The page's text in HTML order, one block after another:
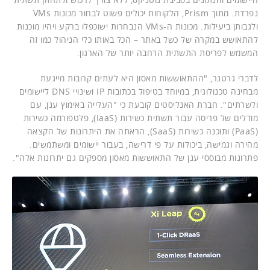
נפרדת. מתוך Prism, הלקוחות יכולים פשוט לבחור מכונות VMs
ולגבותן ביעילות. מכונות ה-VMs הנבחרות ישוכפלו ברקע ויהיו מוכנות
להתאושש במקרה של כשל באתר – הכל באותו כלי הניהול כמו זה
המשמש לפריסת התשתית הרחבה יותר של הארגון.
לדברי גרטנר, "ההתאוששות מאסון היא לעתים קרובות מייגעת
מבחינה טכנולוגית, במיוחד בטיפול בכתובות IP ושינויי DNS ליישומים
ולשרתים". חברת האנליסטים קובעת כי "העלייה באימוץ ענן, עם
מודלים של פריסה עבור תשתית כשירות (IaaS), פלטפורמה כשירות
(PaaS) ותוכנה כשירות (SaaS), הראתה את היתרונות של הקצאה
מהירה וגמישה, ביכולות על פי דרישה, בעבור יישומים ומשתמשים.
פתרונות מבוססי ענן של התאוששות מאסון מספקים גם יתרונות אלה".